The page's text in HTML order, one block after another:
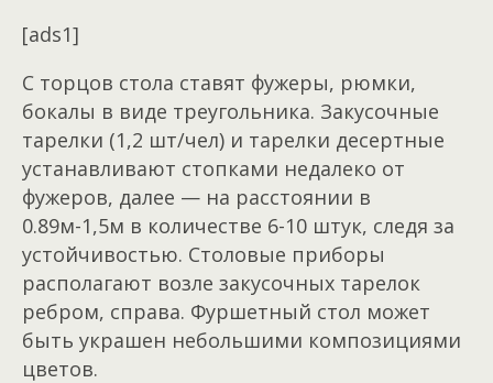
[ads1]
С торцов стола ставят фужеры, рюмки,
бокалы в виде треугольника. Закусочные
тарелки (1,2 шт/чел) и тарелки десертные
устанавливают стопками недалеко от
фужеров, далее — на расстоянии в
0.89м-1,5м в количестве 6-10 штук, следя за
устойчивостью. Столовые приборы
располагают возле закусочных тарелок
ребром, справа. Фуршетный стол может
быть украшен небольшими композициями
цветов.